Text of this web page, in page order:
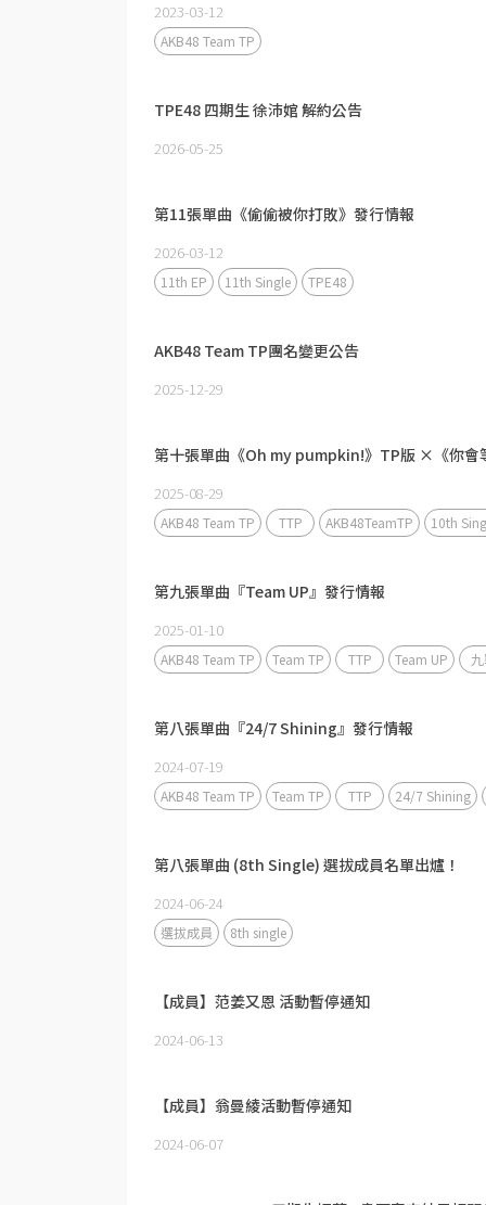
2023-03-12
AKB48 Team TP
TPE48 四期生 徐沛婠 解約公告
2026-05-25
第11張單曲《偷偷被你打敗》發行情報
2026-03-12
11th EP 11th Single TPE48
AKB48 Team TP團名變更公告
2025-12-29
第十張單曲《Oh my pumpkin!》TP版 ×《你會
2025-08-29
AKB48 Team TP TTP AKB48TeamTP 10th
第九張單曲『Team UP』發行情報
2025-01-10
AKB48 Team TP Team TP TTP Team UP
第八張單曲『24/7 Shining』發行情報
2024-07-19
AKB48 Team TP Team TP TTP 24/7 Shining
第八張單曲 (8th Single) 選拔成員名單出爐！
2024-06-24
選拔成員 8th single
【成員】范姜又恩 活動暫停通知
2024-06-13
【成員】翁曼綾活動暫停通知
2024-06-07